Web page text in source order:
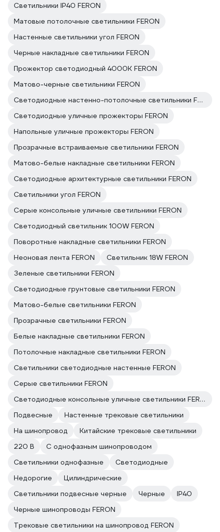
Светильники IP40 FERON
Матовые потолочные светильники FERON
Настенные светильники угол FERON
Черные накладные светильники FERON
Прожектор светодиодный 4000K FERON
Матово-черные светильники FERON
Светодиодные настенно-потолочные светильники FERON
Светодиодные уличные прожекторы FERON
Напольные уличные прожекторы FERON
Прозрачные встраиваемые светильники FERON
Матово-белые накладные светильники FERON
Светодиодные архитектурные светильники FERON
Светильники угол FERON
Серые консольные уличные светильники FERON
Светодиодный светильник 100W FERON
Поворотные накладные светильники FERON
Неоновая лента FERON
Светильник 18W FERON
Зеленые светильники FERON
Светодиодные грунтовые светильники FERON
Матово-белые светильники FERON
Прозрачные светильники FERON
Белые накладные светильники FERON
Потолочные накладные светильники FERON
Светильники светодиодные настенные FERON
Серые светильники FERON
Светодиодные консольные уличные светильники FERON
Подвесные
Настенные трековые светильники
На шинопровод
Китайские трековые светильники
220 В
С однофазным шинопроводом
Светильники однофазные
Светодиодные
Недорогие
Цилиндрические
Светильники подвесные черные
Черные
IP40
Черные шинопроводы FERON
Трековые светильники на шинопровод FERON